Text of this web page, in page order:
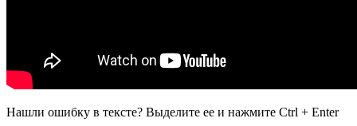
Нашли ошибку в тексте? Выделите ее и нажмите Ctrl + Enter